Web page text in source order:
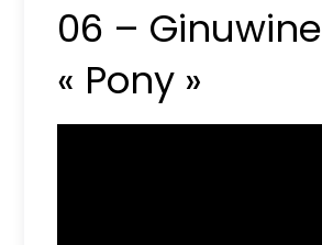
06 – Ginuwine
« Pony »